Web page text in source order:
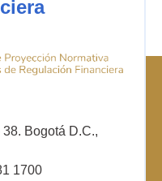
Bogotá D.C.,
1700